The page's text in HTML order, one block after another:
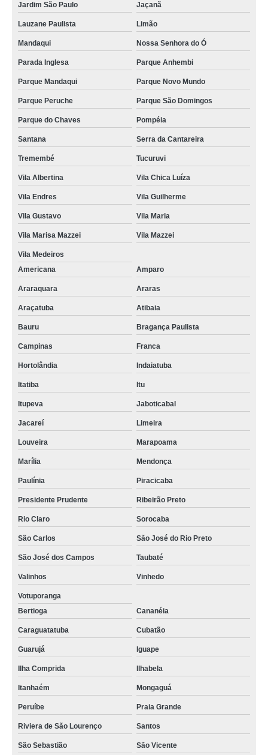
Jardim São Paulo Jaçanã
Lauzane Paulista Limão
Mandaqui Nossa Senhora do Ó
Parada Inglesa Parque Anhembi
Parque Mandaqui Parque Novo Mundo
Parque Peruche Parque São Domingos
Parque do Chaves Pompéia
Santana Serra da Cantareira
Tremembé Tucuruvi
Vila Albertina Vila Chica Luíza
Vila Endres Vila Guilherme
Vila Gustavo Vila Maria
Vila Marisa Mazzei Vila Mazzei
Vila Medeiros
Americana
Amparo
Araraquara Araras
Araçatuba Atibaia
Bauru Bragança Paulista
Campinas Franca
Hortolândia Indaiatuba
Itatiba Itu
Itupeva Jaboticabal
Jacareí Limeira
Louveira Marapoama
Marília Mendonça
Paulínia Piracicaba
Presidente Prudente Ribeirão Preto
Rio Claro Sorocaba
São Carlos São José do Rio Preto
São José dos Campos Taubaté
Valinhos Vinhedo
Votuporanga
Bertioga
Cananéia
Caraguatatuba Cubatão
Guarujá Iguape
Ilha Comprida Ilhabela
Itanhaém Mongaguá
Peruíbe Praia Grande
Riviera de São Lourenço Santos
São Sebastião São Vicente